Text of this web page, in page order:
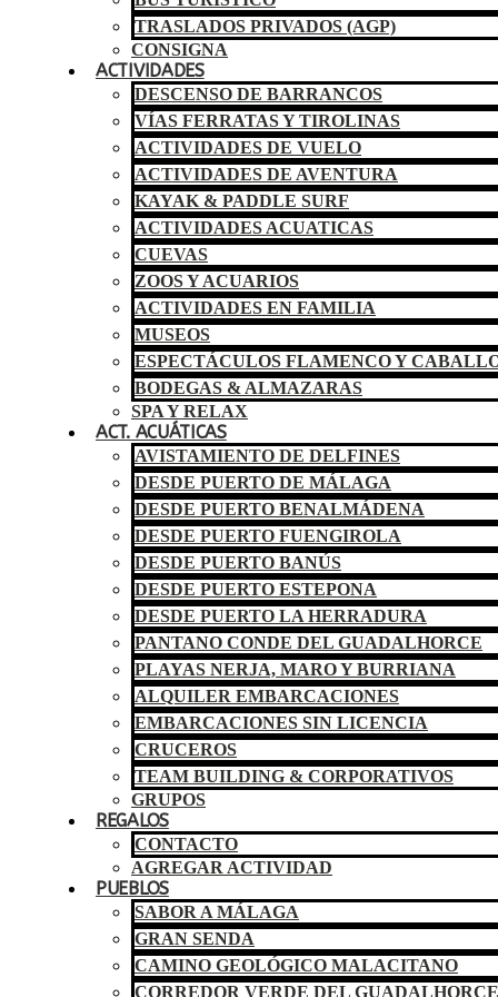
TRASLADOS PRIVADOS (AGP)
CONSIGNA
ACTIVIDADES
DESCENSO DE BARRANCOS
VÍAS FERRATAS Y TIROLINAS
ACTIVIDADES DE VUELO
ACTIVIDADES DE AVENTURA
KAYAK & PADDLE SURF
ACTIVIDADES ACUATICAS
CUEVAS
ZOOS Y ACUARIOS
ACTIVIDADES EN FAMILIA
MUSEOS
ESPECTÁCULOS FLAMENCO Y
BODEGAS & ALMAZARAS
SPA Y RELAX
ACT. ACUÁTICAS
AVISTAMIENTO DE DELFINES
DESDE PUERTO DE MÁLAGA
DESDE PUERTO BENALMÁDENA
DESDE PUERTO FUENGIROLA
DESDE PUERTO BANÚS
DESDE PUERTO ESTEPONA
DESDE PUERTO LA HERRADURA
PANTANO CONDE DEL GUADALHORCE
PLAYAS NERJA, MARO Y BURRIANA
ALQUILER EMBARCACIONES
EMBARCACIONES SIN LICENCIA
CRUCEROS
TEAM BUILDING & CORPORATIVOS
GRUPOS
REGALOS
CONTACTO
AGREGAR ACTIVIDAD
PUEBLOS
SABOR A MÁLAGA
GRAN SENDA
CAMINO GEOLÓGICO MALACITANO
CORREDOR VERDE DEL GUADALHORCE